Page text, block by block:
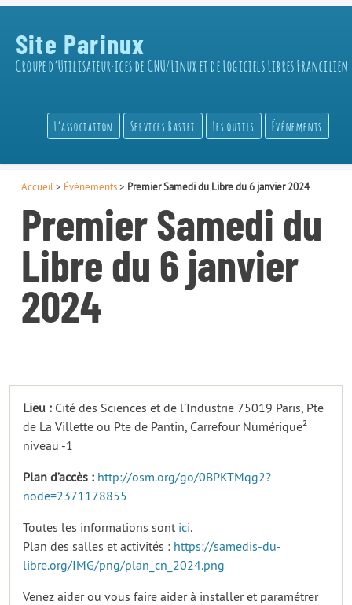
Site Parinux
Groupe d’Utilisateur·ices de GNU/Linux et de Logiciels Libres Francilien
L’association Services Bastet Les outils Événements
Accueil > Événements> Premier Samedi du Libre du 6 janvier 2024
Premier Samedi du
Libre du 6 janvier
2024
Lieu : Cité des Sciences et de l’Industrie 75019 Paris, Pte
de La Villette ou Pte de Pantin, Carrefour Numérique²
niveau -1
Plan d’accès : http://osm.org/go/0BPKTMqg2?
node=2371178855
Toutes les informations sont ici.
Plan des salles et activités : https://samedis-du-
libre.org/IMG/png/plan_cn_2024.png
Venez aider ou vous faire aider à installer et paramétrer